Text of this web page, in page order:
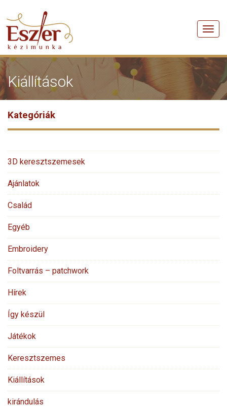
Menü
Kiállítások
Kategóriák
3D keresztszemesek
Ajánlatok
Család
Egyéb
Embroidery
Foltvarrás – patchwork
Hírek
Így készül
Játékok
Keresztszemes
Kiállítások
kirándulás